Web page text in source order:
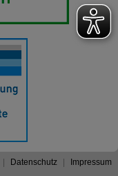
Datenschutz Impressum